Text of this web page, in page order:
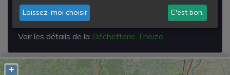
69620
Theizé
Voir les détails de la Déchetterie Theize
+
Laissez-moi choisir C'est bon.